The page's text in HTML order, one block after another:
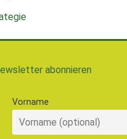
abonnieren
Vorname